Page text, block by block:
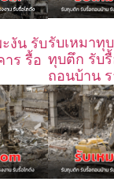
งัน รับ
ร รื้อ
รับเหมาทุ
ทุบตึก รับ
ถอนบ้าน